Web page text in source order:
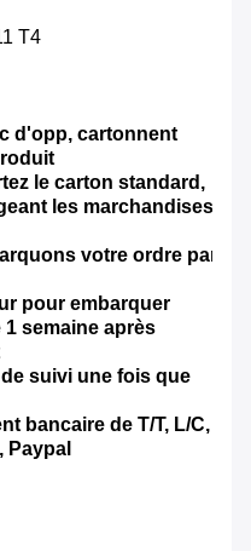
T4
d'opp, cartonnent
le carton standard,
les marchandises
votre ordre par
pour embarquer
semaine après
suivi une fois que
bancaire de T/T, L/C,
Paypal